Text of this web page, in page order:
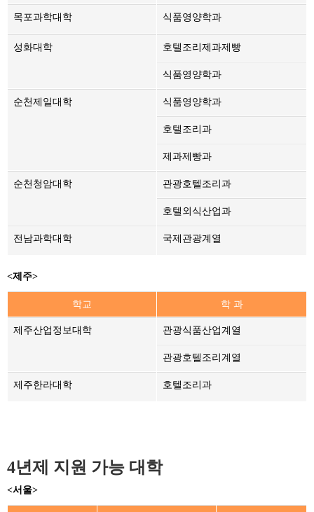
목포과학대학 식품영양학과
성화대학 호텔조리제과제빵
식품영양학과
순천제일대학 식품영양학과
호텔조리과
제과제빵과
순천청암대학 관광호텔조리과
호텔외식산업과
전남과학대학 국제관광계열
<제주>
학교 학 과
제주산업정보대학 관광식품산업계열
관광호텔조리계열
제주한라대학 호텔조리과
4년제 지원 가능 대학
<서울>